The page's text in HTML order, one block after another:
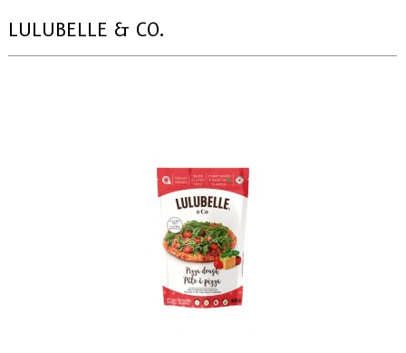
LULUBELLE & CO.